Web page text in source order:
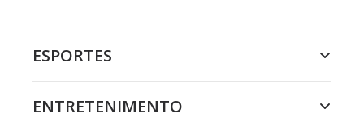
ESPORTES
ENTRETENIMENTO